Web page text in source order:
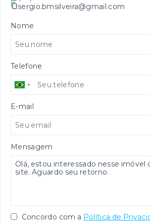
sergio.bmsilveira@gmail.com
Nome
Telefone
E-mail
Mensagem
Concordo com a Política de